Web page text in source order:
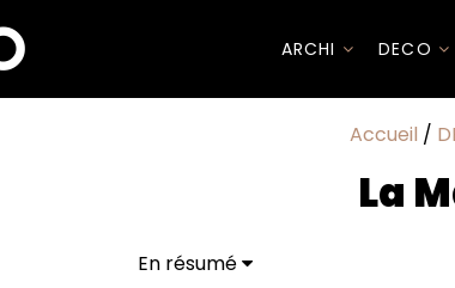
ARCHI DECO
Accueil /
La
En résumé